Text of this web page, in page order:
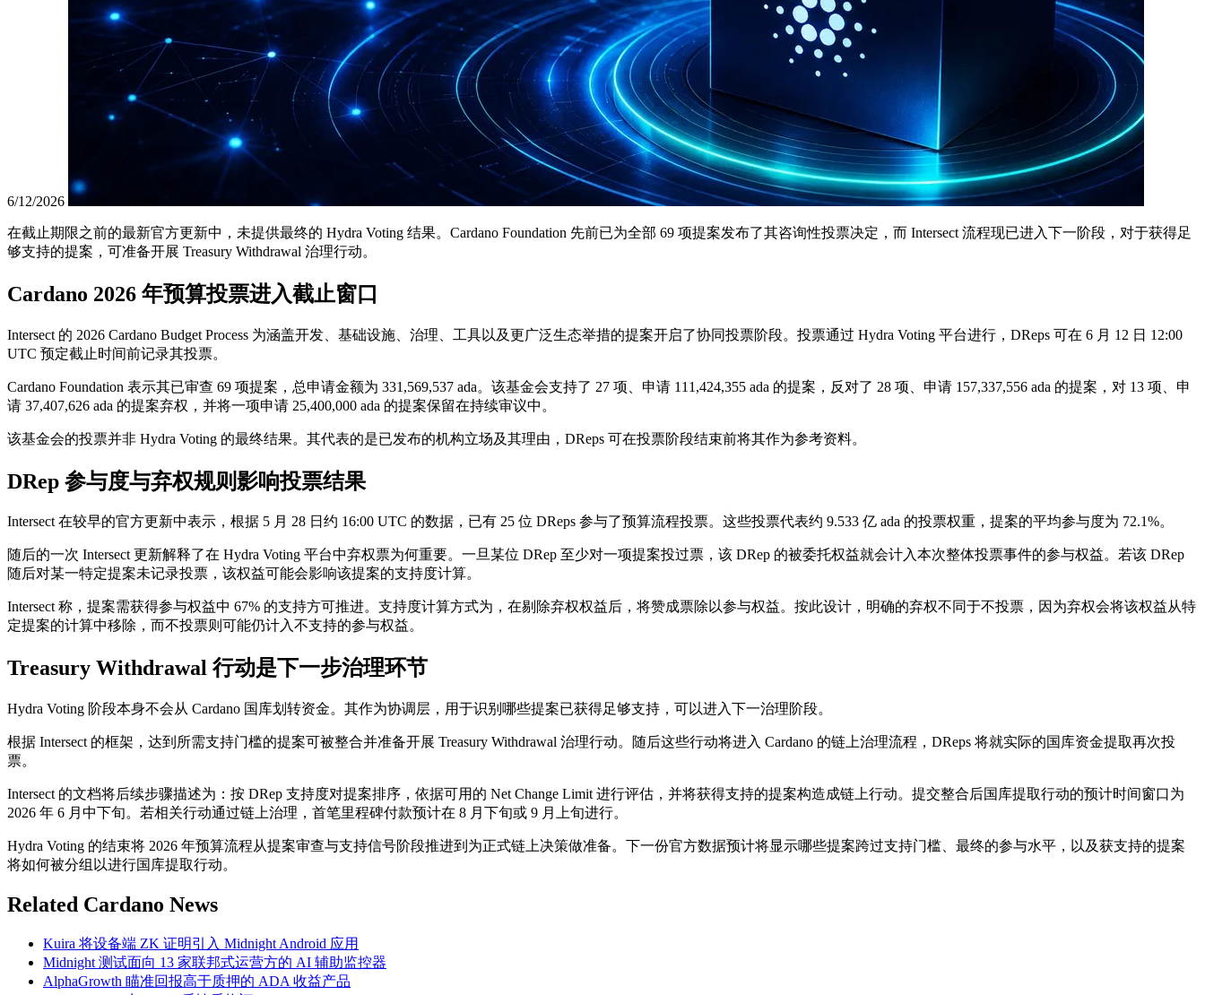
6/12/2026
在截止期限之前的最新官方更新中，未提供最终的 Hydra Voting 结果。Cardano Foundation 先前已为全部 69 项提案发布了其咨询性投票决定，而 Intersect 流程现已进入下一阶段，对于获得足
够支持的提案，可准备开展 Treasury Withdrawal 治理行动。
Cardano 2026 年预算投票进入截止窗口
Intersect 的 2026 Cardano Budget Process 为涵盖开发、基础设施、治理、工具以及更广泛生态举措的提案开启了协同投票阶段。投票通过 Hydra Voting 平台进行，DReps 可在 6 月 12 日 12:00
UTC 预定截止时间前记录其投票。
Cardano Foundation 表示其已审查 69 项提案，总申请金额为 331,569,537 ada。该基金会支持了 27 项、申请 111,424,355 ada 的提案，反对了 28 项、申请 157,337,556 ada 的提案，对 13 项、申
请 37,407,626 ada 的提案弃权，并将一项申请 25,400,000 ada 的提案保留在持续审议中。
该基金会的投票并非 Hydra Voting 的最终结果。其代表的是已发布的机构立场及其理由，DReps 可在投票阶段结束前将其作为参考资料。
DRep 参与度与弃权规则影响投票结果
Intersect 在较早的官方更新中表示，根据 5 月 28 日约 16:00 UTC 的数据，已有 25 位 DReps 参与了预算流程投票。这些投票代表约 9.533 亿 ada 的投票权重，提案的平均参与度为 72.1%。
随后的一次 Intersect 更新解释了在 Hydra Voting 平台中弃权票为何重要。一旦某位 DRep 至少对一项提案投过票，该 DRep 的被委托权益就会计入本次整体投票事件的参与权益。若该 DRep
随后对某一特定提案未记录投票，该权益可能会影响该提案的支持度计算。
Intersect 称，提案需获得参与权益中 67% 的支持方可推进。支持度计算方式为，在剔除弃权权益后，将赞成票除以参与权益。按此设计，明确的弃权不同于不投票，因为弃权会将该权益从特
定提案的计算中移除，而不投票则可能仍计入不支持的参与权益。
Treasury Withdrawal 行动是下一步治理环节
Hydra Voting 阶段本身不会从 Cardano 国库划转资金。其作为协调层，用于识别哪些提案已获得足够支持，可以进入下一治理阶段。
根据 Intersect 的框架，达到所需支持门槛的提案可被整合并准备开展 Treasury Withdrawal 治理行动。随后这些行动将进入 Cardano 的链上治理流程，DReps 将就实际的国库资金提取再次投
票。
Intersect 的文档将后续步骤描述为：按 DRep 支持度对提案排序，依据可用的 Net Change Limit 进行评估，并将获得支持的提案构造成链上行动。提交整合后国库提取行动的预计时间窗口为
2026 年 6 月中下旬。若相关行动通过链上治理，首笔里程碑付款预计在 8 月下旬或 9 月上旬进行。
Hydra Voting 的结束将 2026 年预算流程从提案审查与支持信号阶段推进到为正式链上决策做准备。下一份官方数据预计将显示哪些提案跨过支持门槛、最终的参与水平，以及获支持的提案
将如何被分组以进行国库提取行动。
Related Cardano News
Kuira 将设备端 ZK 证明引入 Midnight Android 应用
Midnight 测试面向 13 家联邦式运营方的 AI 辅助监控器
AlphaGrowth 瞄准回报高于质押的 ADA 收益产品